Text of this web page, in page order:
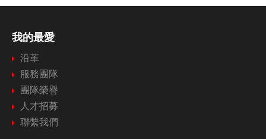
我的最愛
沿革
服務團隊
團隊榮譽
人才招募
聯繫我們